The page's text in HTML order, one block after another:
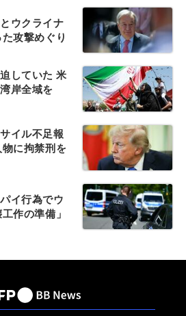
ウクライナ
攻撃めぐり
していた 米
岸全域を
イル不足報
に拘禁刑を
イ行為でウ
作の準備」